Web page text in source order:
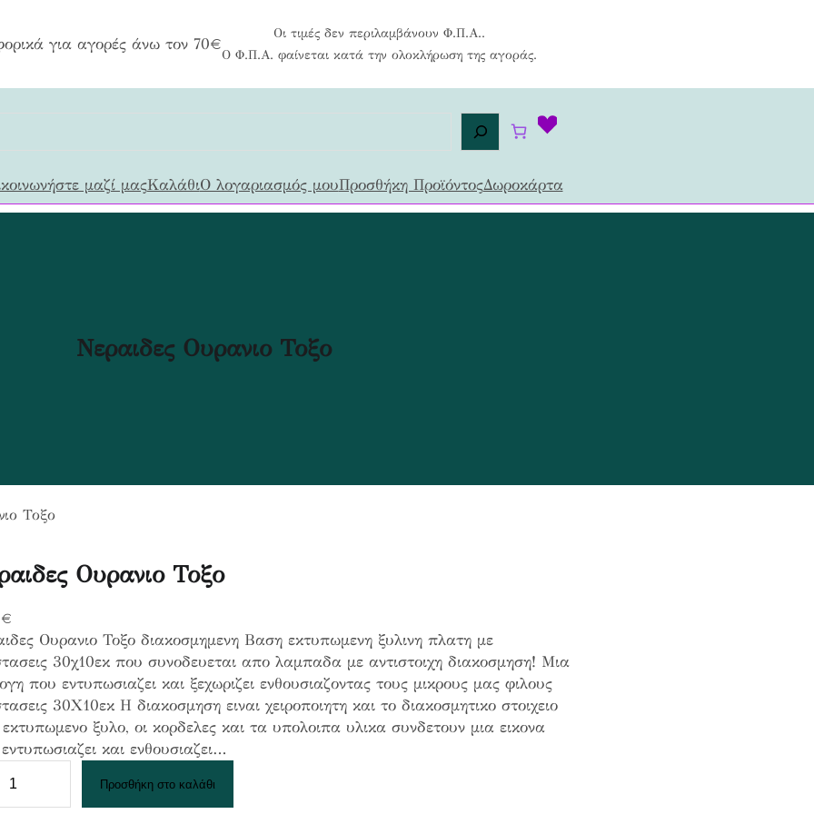
για αγορές άνω τον 70€
Οι τιμές δεν περιλαμβάνουν Φ.Π.Α..
Ο Φ.Π.Α. φαίνεται κατά την ολοκλήρωση της αγοράς.
μαζί μαςΚαλάθιΟ λογαριασμός μουΠροσθήκη ΠροϊόντοςΔωροκάρτα
Νεραιδες Ουρανιο Τοξο
Τοξο
Ουρανιο Τοξο
€
Ουρανιο Τοξο διακοσμημενη Βαση εκτυπωμενη ξυλινη πλατη με
30χ10εκ που συνοδευεται απο λαμπαδα με αντιστοιχη διακοσμηση! Μια
που εντυπωσιαζει και ξεχωριζει ενθουσιαζοντας τους μικρους μας φιλους
30Χ10εκ Η διακοσμηση ειναι χειροποιητη και το διακοσμητικο στοιχειο
ξυλο, οι κορδελες και τα υπολοιπα υλικα συνδετουν μια εικονα
και ενθουσιαζει…
Προσθήκη στο καλάθι